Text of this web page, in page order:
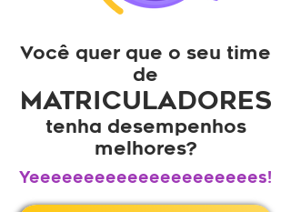
Você quer que o seu time
de
MATRICULADORES
tenha desempenhos
melhores?
Yeeeeeeeeeeeeeeeeeeeees!